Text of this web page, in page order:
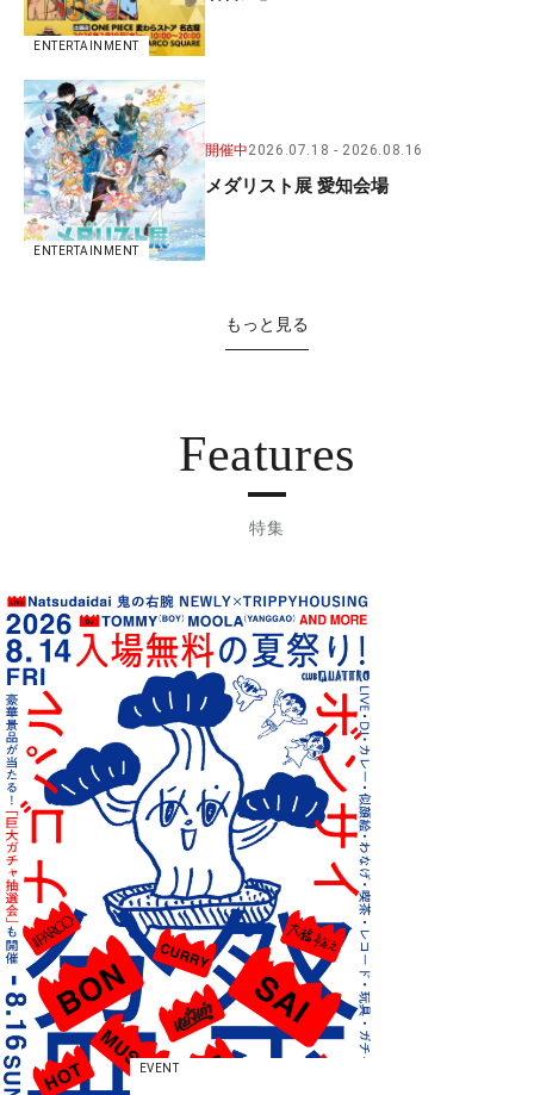
ENTERTAINMENT
ENTERTAINMENT
開催中2026.07.18 2026.08.16
メダリスト展 愛知会場
もっと見る
Features
特集
EVENT